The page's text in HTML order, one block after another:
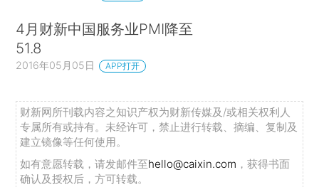
4月财新中国服务业PMI降至
51.8
2016年05月05日 APP打开
财新网所刊载内容之知识产权为财新传媒及/或相关权利人
专属所有或持有。未经许可，禁止进行转载、摘编、复制及
建立镜像等任何使用。
如有意愿转载，请发邮件至hello@caixin.com ，获得书面
确认及授权后，方可转载。